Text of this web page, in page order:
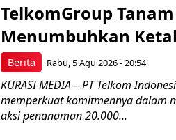
Berita
TelkomGroup
Menumbuhkan
Rabu, 5 Agu 2026 - 20:54
KURASI MEDIA – PT Telkom
memperkuat komitmennya dalam
aksi penanaman 20.000...